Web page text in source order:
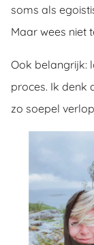
soms als
Maar wees niet
Ook belangrijk:
proces. Ik denk
zo soepel